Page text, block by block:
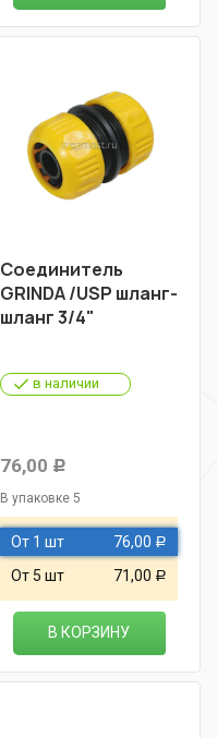
Соединитель
GRINDA /USP шланг-
шланг 3/4"
в наличии
76,00 Р
В упаковке 5
От 1 шт 76,00 Р
От 5 шт 71,00 Р
В КОРЗИНУ